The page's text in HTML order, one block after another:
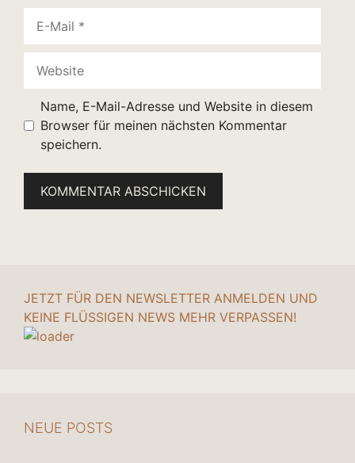
Mail
Name, E-Mail-Adresse und Website in diesem
Browser für meinen nächsten Kommentar
speichern.
JETZT FÜR DEN NEWSLETTER ANMELDEN UND
KEINE FLÜSSIGEN NEWS MEHR VERPASSEN!
NEUE POSTS